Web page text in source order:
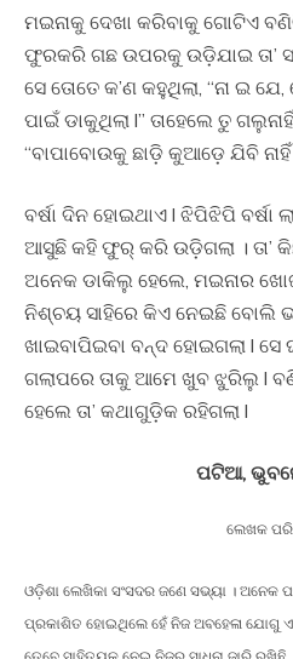
ମଇନାକୁ ଦେଖା କରିବାକୁ ଗୋଟିଏ
ଫୁରକରି ଗଛ ଉପରକୁ ଉଡ଼ିଯାଇ ତା’
ସେ ତୋତେ କ’ଣ କହୁଥିଲା, “ନା ଇ
ପାଇଁ ଡାକୁଥିଲା l” ତାହେଲେ ତୁ
“ବାପାବୋଉକୁ ଛାଡ଼ି କୁଆଡ଼େ ଯିବି ନାହିଁ
ବର୍ଷା ଦିନ ହୋଇଥାଏ l ଝିପିଝିପି ବର୍ଷା
ଆସୁଛି କହି ଫୁର୍ କରି ଉଡ଼ିଗଲା । ତା’
ଅନେକ ଡାକିଲୁ ହେଲେ, ମଇନାର
ନିଶ୍ଚୟ ସାହିରେ କିଏ ନେଇଛି ବୋଲି
ଖାଇବାପିଇବା ବନ୍ଦ ହୋଇଗଲା l
ଗଲାପରେ ତାକୁ ଆମେ ଖୁବ ଝୁରିଲୁ l
ହେଲେ ତା’ କଥାଗୁଡ଼ିକ ରହିଗଲା l
ପଟିଆ,
ଲେଖକ
ଓଡ଼ିଶା ଲେଖିକା ସଂସଦର ଜଣେ ସଭ୍ୟା ।
ପ୍ରକାଶିତ ହୋଇଥିଲେ ହେଁ ନିଜ ଅବହେଳା ଯୋଗୁ